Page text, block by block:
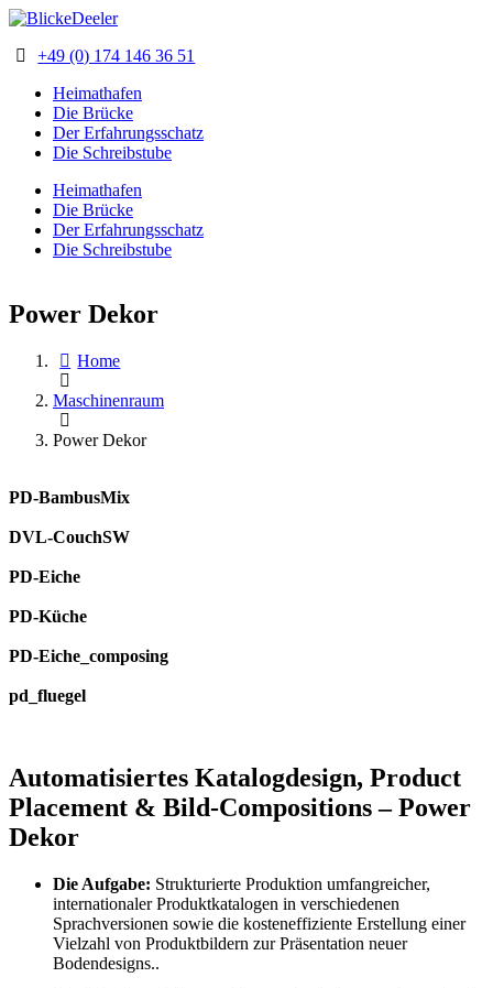
+49 (0) 174 146 36 51
Heimathafen
Die Brücke
Der Erfahrungsschatz
Die Schreibstube
Heimathafen
Die Brücke
Der Erfahrungsschatz
Die Schreibstube
Power Dekor
Home
Maschinenraum
Power Dekor
PD-BambusMix
DVL-CouchSW
PD-Eiche
PD-Küche
PD-Eiche_composing
pd_fluegel
Automatisiertes Katalogdesign, Product
Placement & Bild-Compositions – Power
Dekor
Die Aufgabe: Strukturierte Produktion umfangreicher,
internationaler Produktkatalogen in verschiedenen
Sprachversionen sowie die kosteneffiziente Erstellung einer
Vielzahl von Produktbildern zur Präsentation neuer
Bodendesigns..